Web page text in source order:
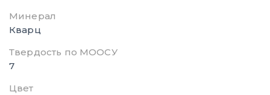
Минерал
Кварц
Твердость по МООСУ
7
Цвет